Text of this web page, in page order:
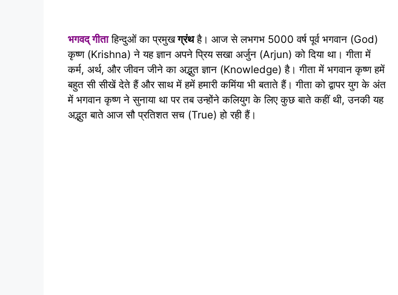
भगवद् गीताहिन्दुओं का प्रमुखग्रंथहै। आज से लभगभ 5000 वर्ष पूर्व भगवान (God)
कृष्ण (Krishna) ने यह ज्ञान अपने प्रिय सखा अर्जुन (Arjun) को दिया था। गीता में
कर्म, अर्थ, और जीवन जीने का अद्भुत ज्ञान (Knowledge) है। गीता में भगवान कृष्ण हमें
बहुत सी सीखें देते हैं और साथ में हमें हमारी कमिंया भी बताते हैं। गीता को द्वापर युग के अंत
में भगवान कृष्ण ने सुनाया था पर तब उन्होंने कलियुग के लिए कुछ बाते कहीं थी, उनकी यह
अद्भुत बाते आज सौ प्रतिशत सच (True) हो रही हैं।